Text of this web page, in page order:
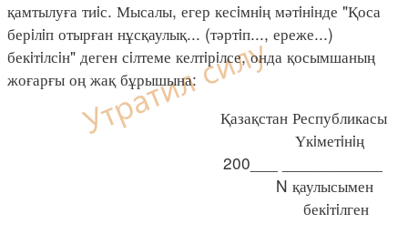
қамтылуға тиiс. Мысалы, егер кесiмнiң мәтiнiнде "Қоса
берiлiп отырған нұсқаулық... (тәртiп..., ереже...)
бекiтiлсiн" деген сiлтеме келтiрiлсе, онда қосымшаның
жоғарғы оң жақ бұрышына:
Қазақстан Республикасы
Үкiметiнiң
200___ ___________
N қаулысымен
бекiтiлген